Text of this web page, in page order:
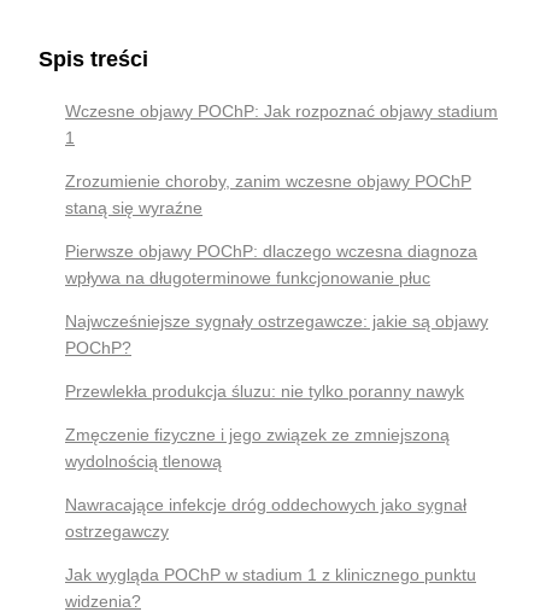
Spis treści
Wczesne objawy POChP: Jak rozpoznać objawy stadium
1
Zrozumienie choroby, zanim wczesne objawy POChP
staną się wyraźne
Pierwsze objawy POChP: dlaczego wczesna diagnoza
wpływa na długoterminowe funkcjonowanie płuc
Najwcześniejsze sygnały ostrzegawcze: jakie są objawy
POChP?
Przewlekła produkcja śluzu: nie tylko poranny nawyk
Zmęczenie fizyczne i jego związek ze zmniejszoną
wydolnością tlenową
Nawracające infekcje dróg oddechowych jako sygnał
ostrzegawczy
Jak wygląda POChP w stadium 1 z klinicznego punktu
widzenia?